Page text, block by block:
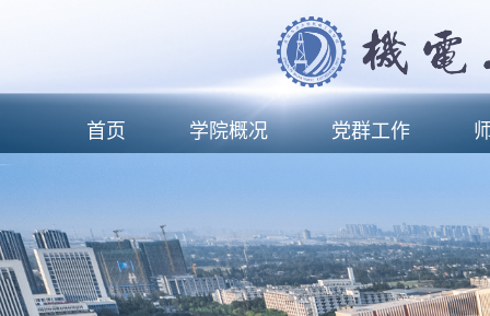
首页 学院概况 党群工作